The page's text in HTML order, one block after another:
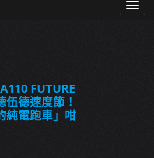
FUTURE
德速度節！
純電跑車」咁